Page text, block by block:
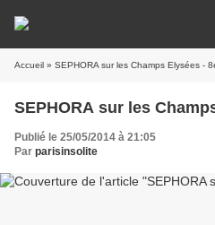
Accueil » SEPHORA sur les Champs Elysées -
SEPHORA sur les
Publié le 25/05/2014 à 21:05
Par parisinsolite